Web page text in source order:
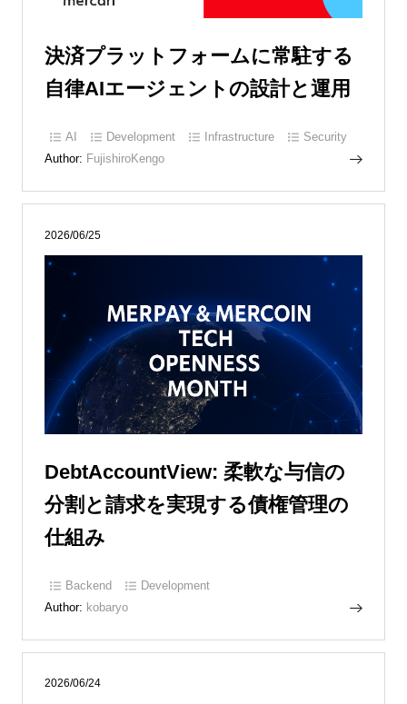
決済プラットフォームに常駐する
自律AIエージェントの設計と運用
AI Development Infrastructure
Security
Author: FujishiroKengo
2026/06/25
DebtAccountView: 柔軟な与信の
分割と請求を実現する債権管理の
仕組み
Backend
Development
Author: kobaryo
2026/06/24